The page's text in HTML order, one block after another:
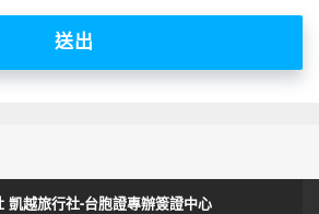
送出
凱越旅行社-台胞證專辦簽證中心